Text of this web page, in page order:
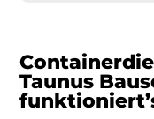
Taunus